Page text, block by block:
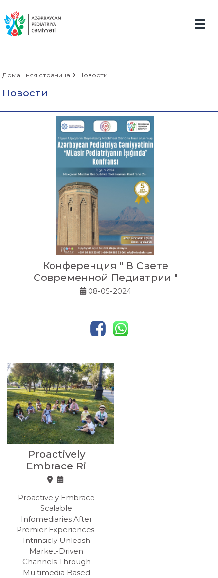
Домашняя страница Новости
Новости
Конференция " В Свете
Современной Педиатрии "
08-05-2024
Proactively
Embrace Ri
Proactively Embrace
Scalable
Infomediaries After
Premier Experiences.
Intrinsicly Unleash
Market-Driven
Channels Through
Multimedia Based